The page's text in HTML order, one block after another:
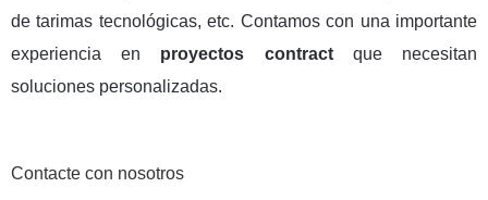
de tarimas tecnológicas, etc. Contamos con una importante
experiencia en proyectos contractque necesitan
soluciones personalizadas.
Contacte con nosotros